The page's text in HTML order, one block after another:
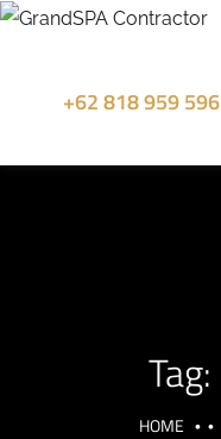
+62 818 959 596
Tag:
HOME